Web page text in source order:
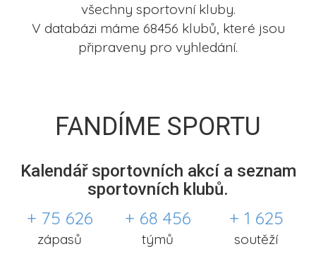
všechny sportovní kluby.
V databázi máme 68456 klubů, které jsou
připraveny pro vyhledání.
FANDÍME SPORTU
Kalendář sportovních akcí a seznam
sportovních klubů.
+ 75 626
zápasů
+ 68 456
týmů
+ 1 625
soutěží